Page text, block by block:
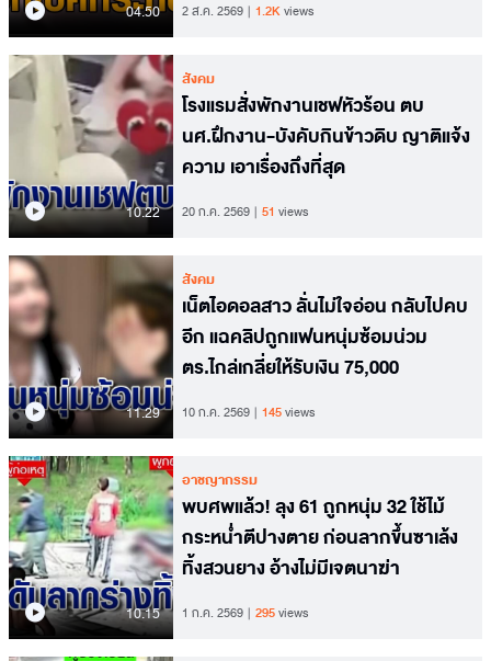
04.50 2 ส.ค. 2569 1.2Kviews
10.22
สังคม
โรงแรมสั่งพักงานเชฟหัวร้อน ตบ
นศ.ฝึกงาน-บังคับกินข้าวดิบ ญาติแจ้ง
ความ เอาเรื่องถึงที่สุด
20 ก.ค. 2569 51 views
11.29
สังคม
เน็ตไอดอลสาว ลั่นไม่ใจอ่อน กลับไปคบ
อีก แฉคลิปถูกแฟนหนุ่มซ้อมน่วม
ตร.ไกล่เกลี่ยให้รับเงิน 75,000
10 ก.ค. 2569 145views
10.15
อาชญากรรม
พบศพแล้ว! ลุง 61 ถูกหนุ่ม 32 ใช้ไม้
กระหน่ำตีปางตาย ก่อนลากขึ้นซาเล้ง
ทิ้งสวนยาง อ้างไม่มีเจตนาฆ่า
1 ก.ค. 2569 295views